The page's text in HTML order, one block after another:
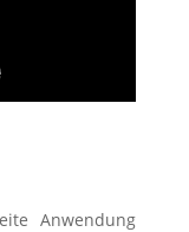
Anwendung